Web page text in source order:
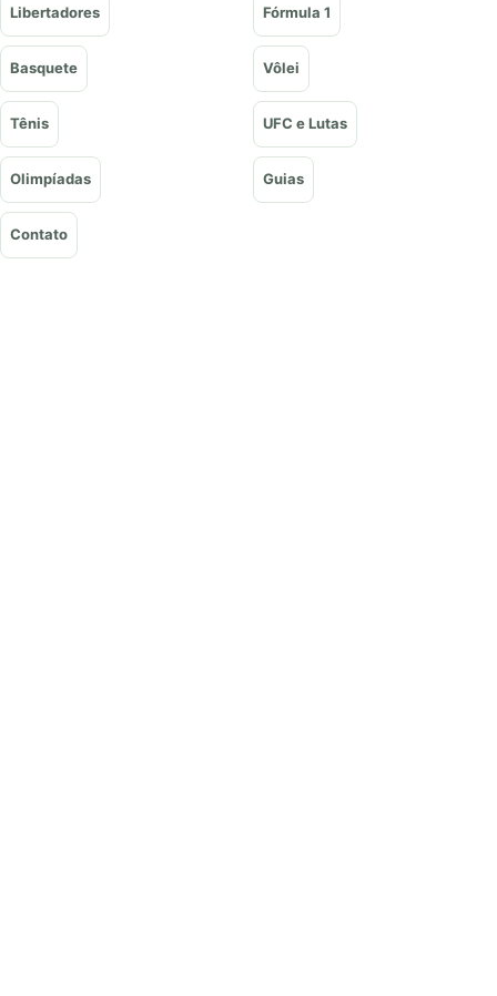
Libertadores Fórmula 1
Basquete Vôlei
Tênis UFC e Lutas
Olimpíadas Guias
Contato